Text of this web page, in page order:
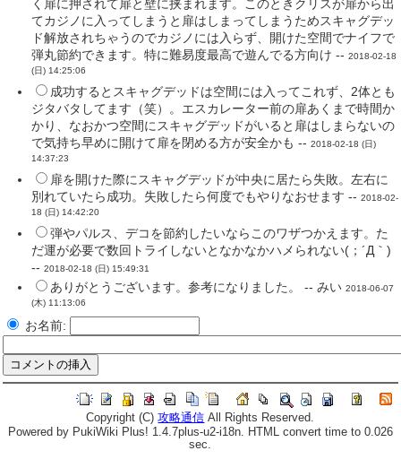
く扉に押されて扉と壁に挟まれます。このときクリスが扉から出
てカジノに入ってしまうと扉はしまってしまうためスキャグデッ
ド解放されちゃうのでカジノには入らず、開けた空間でナイフで
弾丸節約できます。特に難易度最高で遊んでる方向け -- 2018-02-18
(日) 14:25:06
成功するとスキャグデッドは空間には入ってこれず、2体とも
ジタバタしてます（笑）。エスカレーター前の扉あくまで時間か
かり、なおかつ空間にスキャグデッドがいると扉はしまらないの
で気持ち早めに開けて扉を閉める方が安全かも -- 2018-02-18 (日)
14:37:23
扉を開けた際にスキャグデッドが中央に居たら失敗。左右に
別れていたら成功。失敗したら何度でもやりなおせます -- 2018-02-
18 (日) 14:42:20
弾やパルス、デコを節約したいならこのワザつかえます。た
だ運が必要で数回トライしないとなかなかハメられない(；´Д｀)
-- 2018-02-18 (日) 15:49:31
ありがとうございます。参考になりました。 -- みい 2018-06-07
(木) 11:13:06
お名前:
Copyright (C)攻略通信 All Rights Reserved.
Powered by PukiWiki Plus! 1.4.7plus-u2-i18n. HTML convert time to 0.026
sec.